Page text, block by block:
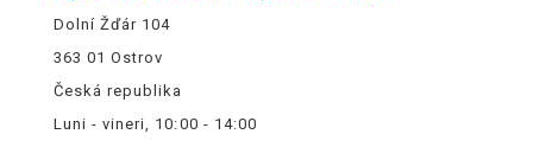
Dolní Žďár 104
363 01 Ostrov
Česká republika
Luni - vineri, 10:00 - 14:00